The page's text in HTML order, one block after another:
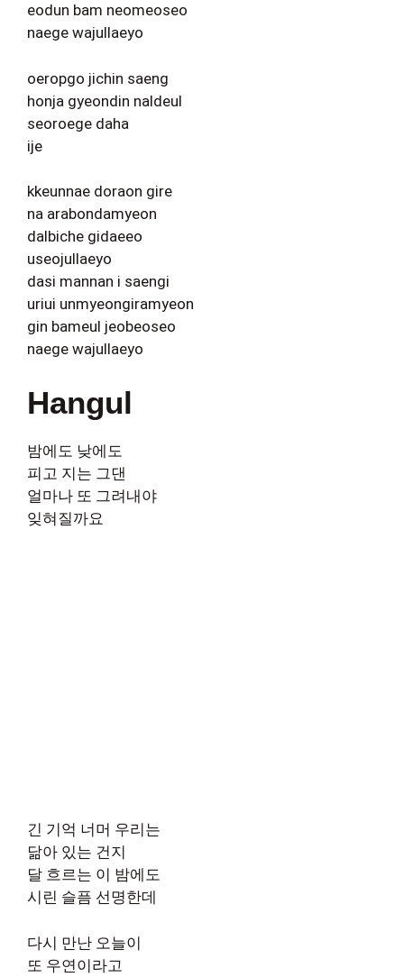
eodun bam neomeoseo
naege wajullaeyo
oeropgo jichin saeng
honja gyeondin naldeul
seoroege daha
ije
kkeunnae doraon gire
na arabondamyeon
dalbiche gidaeeo
useojullaeyo
dasi mannan i saengi
uriui unmyeongiramyeon
gin bameul jeobeoseo
naege wajullaeyo
Hangul
밤에도 낮에도
피고 지는 그댄
얼마나 또 그려내야
잊혀질까요
긴 기억 너머 우리는
닮아 있는 건지
달 흐르는 이 밤에도
시린 슬픔 선명한데
다시 만난 오늘이
또 우연이라고